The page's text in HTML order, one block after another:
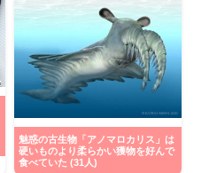
魅惑の古生物「アノマロカリス」は
硬いものより柔らかい獲物を好んで
食べていた (31人)